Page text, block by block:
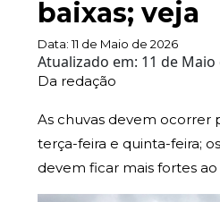
baixas; veja
Data:11 de Maio de 2026
Atualizado em: 11 de Maio
Da redação
As chuvas devem
terça-feira e quinta-feira;
devem ficar mais fortes